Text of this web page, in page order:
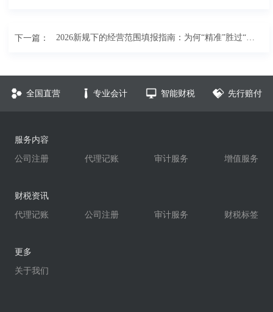
下一篇： 2026新规下的经营范围填报指南：为何“精准”胜过“全面”
全国直营 专业会计 智能财税 先行赔付
服务内容
公司注册
代理记账 审计服务 增值服务
财税资讯
代理记账
公司注册 审计服务 财税标签
更多
关于我们